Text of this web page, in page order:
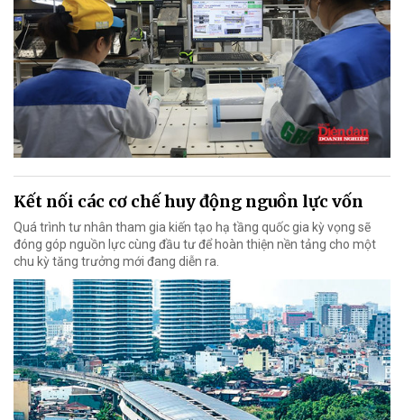
Kết nối các cơ chế huy động nguồn lực vốn
Quá trình tư nhân tham gia kiến tạo hạ tầng quốc gia kỳ vọng sẽ
đóng góp nguồn lực cùng đầu tư để hoàn thiện nền tảng cho một
chu kỳ tăng trưởng mới đang diễn ra.